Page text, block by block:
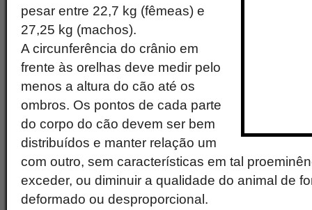
pesar entre 22,7 kg (fêmeas) e
27,25 kg (machos).
A circunferência do crânio em
frente às orelhas deve medir pelo
menos a altura do cão até os
ombros. Os pontos de cada parte
do corpo do cão devem ser bem
distribuídos e manter relação um
com outro, sem características em tal
exceder, ou diminuir a qualidade do animal de
deformado ou desproporcional.